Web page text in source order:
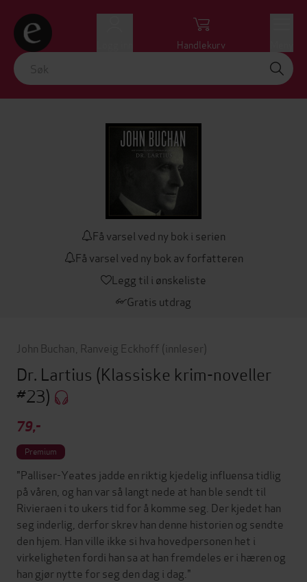
Handlekurv
Få varsel ved ny bok i serien
Få varsel ved ny bok av forfatteren
Legg til i ønskeliste
Gratis utdrag
John Buchan Ranveig Eckhoff (innleser)
Dr. Lartius (Klassiske krim-noveller
#23)
79,-
Premium
"Palliser-Yeates jadde en riktig kjedelig influensa tidlig
på våren, og han var så langt nede at han ble sendt til
Rivieraen i to ukers tid for å komme seg. Der kjedet han
seg inderlig, derfor skrev han denne historien og sendte
den hjem. Han ville ikke si hva hovedpersonen het i
virkeligheten fordi han sa at han fremdeles er i hæren og
han gjør nytte for seg den dag i dag."